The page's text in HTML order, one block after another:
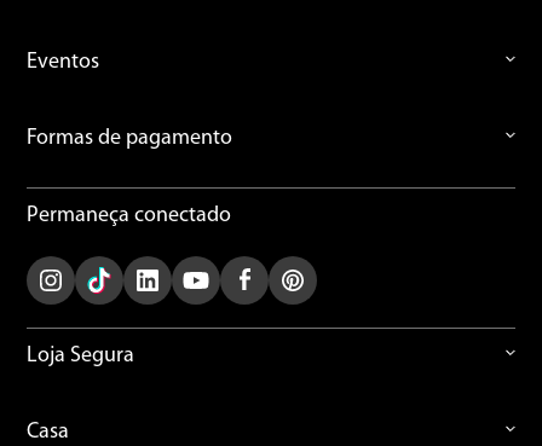
Eventos
Formas de pagamento
Permaneça conectado
Loja Segura
Casa